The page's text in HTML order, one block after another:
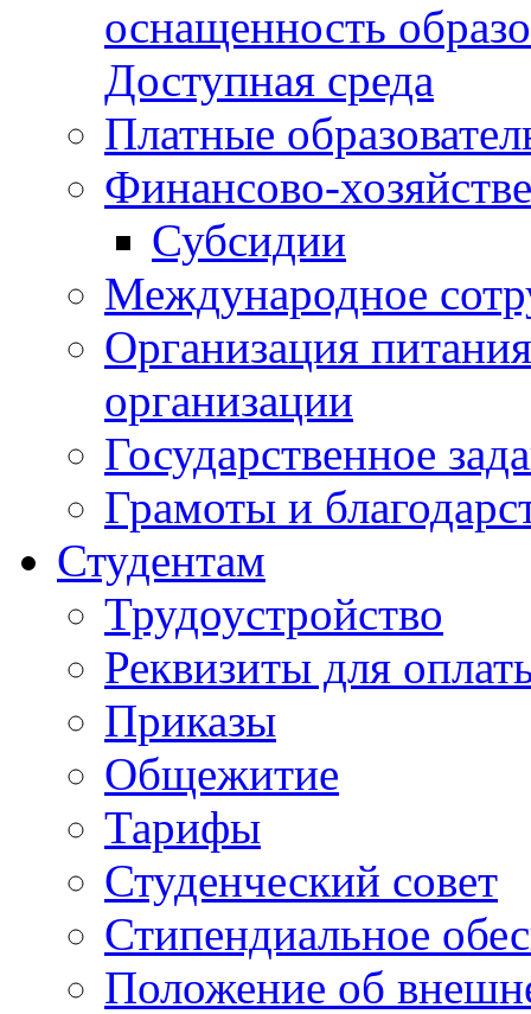
оснащенность
Доступная среда
Платные
Финансово-
Субсидии
Международное
Организация
организации
Государственное
Грамоты и
Студентам
Трудоустройство
Реквизиты для
Приказы
Общежитие
Тарифы
Студенческий совет
Стипендиальное
Положение об